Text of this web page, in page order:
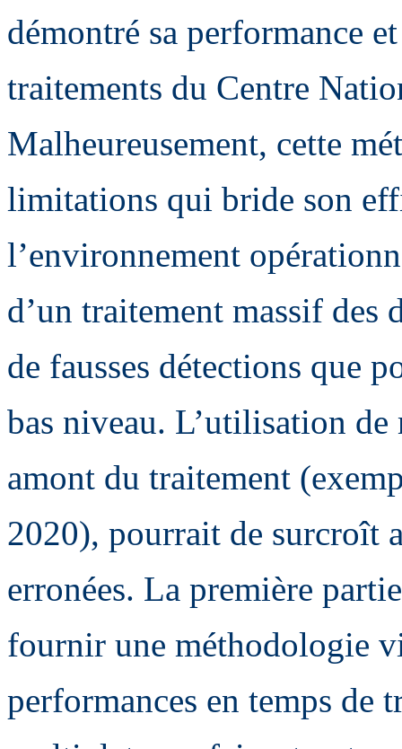
démontré sa performance
traitements du Centre
Malheureusement, cette
limitations qui bride son
l’environnement
d’un traitement massif des
de fausses détections que
bas niveau. L’utilisation de
amont du traitement
2020), pourrait de surcroît
erronées. La première
fournir une méthodologie
performances en temps de